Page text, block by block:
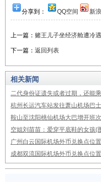
分享到： QQ空间 新
上一篇： 赌王儿子坐经济舱遭冷
下一篇： 返回列表
相关新闻
二代身份证遗失或者过期，还能
杭州长运汽车站发往萧山机场巴
鞍山至沈阳桃仙机场大巴增开班次
空姐刘苗苗：爱穿平底鞋的女孩(
广州白云国际机场外币兑换点位
成都双流国际机场外币兑换点位